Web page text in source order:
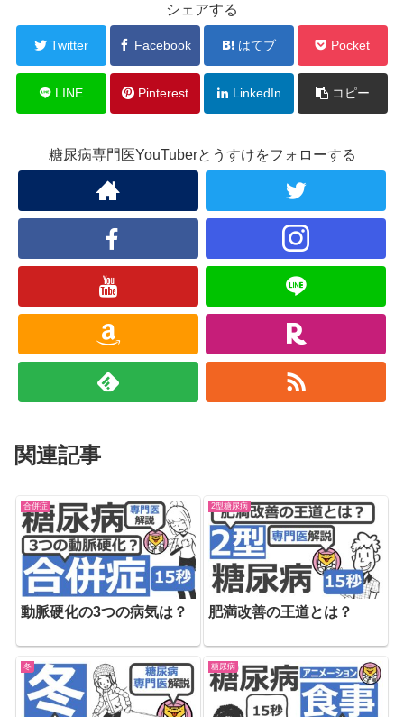
シェアする
Twitter Facebook はてブ Pocket
LINE Pinterest LinkedIn コピー
糖尿病専門医YouTuberとうすけをフォローする
関連記事
合併症
動脈硬化の3つの病気は？
2型糖尿病
肥満改善の王道とは？
冬 糖尿病